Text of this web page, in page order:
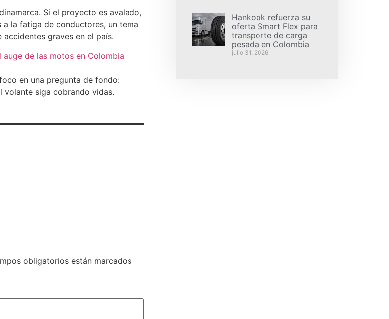
Si el proyecto es avalado,
la fatiga de conductores, un tema
graves en el país.
de las motos en Colombia
en una pregunta de fondo:
volante siga cobrando vidas.
obligatorios están marcados
Hankook refuerza su
oferta Smart Flex para
transporte de carga
pesada en Colombia
julio 31, 2026